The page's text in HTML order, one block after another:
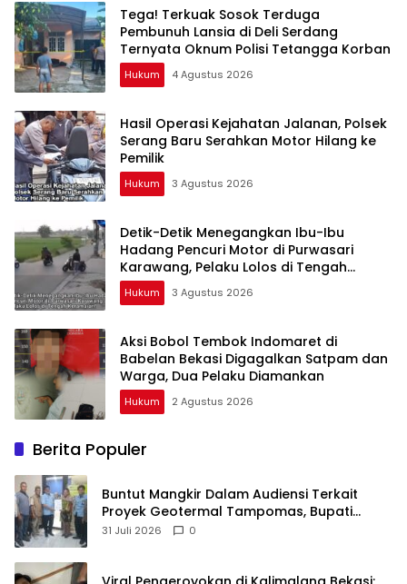
Tega! Terkuak Sosok Terduga
Pembunuh Lansia di Deli Serdang
Ternyata Oknum Polisi Tetangga Korban
Hukum 4 Agustus 2026
Hasil Operasi Kejahatan Jalanan, Polsek
Serang Baru Serahkan Motor Hilang ke
Pemilik
Hukum 3 Agustus 2026
Detik-Detik Menegangkan Ibu-Ibu
Hadang Pencuri Motor di Purwasari
Karawang, Pelaku Lolos di Tengah
Keramaian!
Hukum 3 Agustus 2026
Aksi Bobol Tembok Indomaret di
Babelan Bekasi Digagalkan Satpam dan
Warga, Dua Pelaku Diamankan
Hukum 2 Agustus 2026
Berita Populer
Buntut Mangkir Dalam Audiensi Terkait
Proyek Geotermal Tampomas, Bupati
Sumedang Dilaporkan Ke Ombudsman dan
31 Juli 2026 0